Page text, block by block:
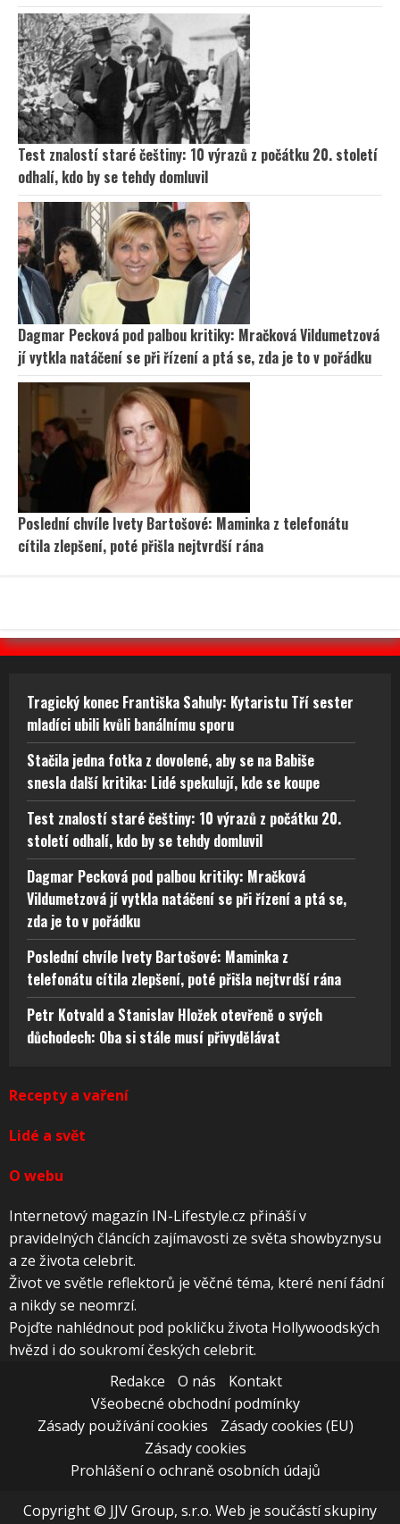
Test znalostí staré češtiny: 10 výrazů z počátku 20. století
odhalí, kdo by se tehdy domluvil
Dagmar Pecková pod palbou kritiky: Mračková Vildumetzová
jí vytkla natáčení se při řízení a ptá se, zda je to v pořádku
Poslední chvíle Ivety Bartošové: Maminka z telefonátu
cítila zlepšení, poté přišla nejtvrdší rána
Tragický konec Františka Sahuly: Kytaristu Tří sester
mladíci ubili kvůli banálnímu sporu
Stačila jedna fotka z dovolené, aby se na Babiše
snesla další kritika: Lidé spekulují, kde se koupe
Test znalostí staré češtiny: 10 výrazů z počátku 20.
století odhalí, kdo by se tehdy domluvil
Dagmar Pecková pod palbou kritiky: Mračková
Vildumetzová jí vytkla natáčení se při řízení a ptá se,
zda je to v pořádku
Poslední chvíle Ivety Bartošové: Maminka z
telefonátu cítila zlepšení, poté přišla nejtvrdší rána
Petr Kotvald a Stanislav Hložek otevřeně o svých
důchodech: Oba si stále musí přivydělávat
Recepty a vaření
Lidé a svět
O webu
Internetový magazín IN-Lifestyle.cz přináší v
pravidelných článcích zajímavosti ze světa showbyznysu
a ze života celebrit.
Život ve světle reflektorů je věčné téma, které není fádní
a nikdy se neomrzí.
Pojďte nahlédnout pod pokličku života Hollywoodských
hvězd i do soukromí českých celebrit.
Redakce
O nás
Kontakt
Všeobecné obchodní podmínky
Zásady používání cookies
Zásady cookies (EU)
Zásady cookies
Prohlášení o ochraně osobních údajů
Copyright © JJV Group, s.r.o. Web je součástí skupiny